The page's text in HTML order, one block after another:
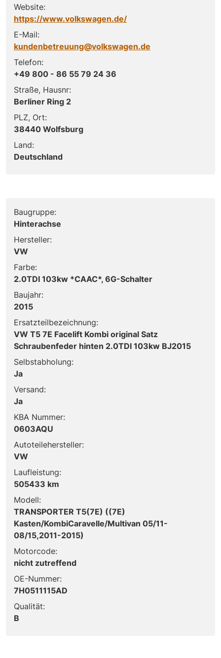
Website:
https://www.volkswagen.de/
E-Mail:
kundenbetreuung@volkswagen.de
Telefon:
+49 800 - 86 55 79 24 36
Straße, Hausnr:
Berliner Ring 2
PLZ, Ort:
38440 Wolfsburg
Land:
Deutschland
Baugruppe:
Hinterachse
Hersteller:
VW
Farbe:
2.0TDI 103kw *CAAC*, 6G-Schalter
Baujahr:
2015
Ersatzteilbezeichnung:
VW T5 7E Facelift Kombi original Satz
Schraubenfeder hinten 2.0TDI 103kw BJ2015
Selbstabholung:
Ja
Versand:
Ja
KBA Nummer:
0603AQU
Autoteilehersteller:
VW
Laufleistung:
505433 km
Modell:
TRANSPORTER T5(7E) ((7E)
Kasten/KombiCaravelle/Multivan 05/11-
08/15,2011-2015)
Motorcode:
nicht zutreffend
OE-Nummer:
7H0511115AD
Qualität:
B